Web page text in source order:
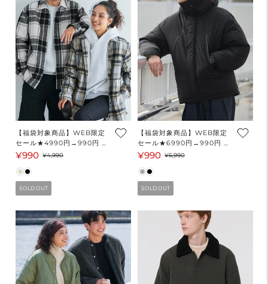
【福袋対象商品】WEB限定
セール★4990円→990円 ヘ
ビーネルチェック裏ボアブル
レディース メール便不可
¥990 セ
ル
価
格
通
価
格
¥4,990
SOLD OUT
【福袋対象商品】WEB限定
セール★6990円→990円 ナ
イロンタッサー中綿フードブ
ル便不可
¥990 セ
ル
価
格
通
価
格
¥6,990
SOLD OUT